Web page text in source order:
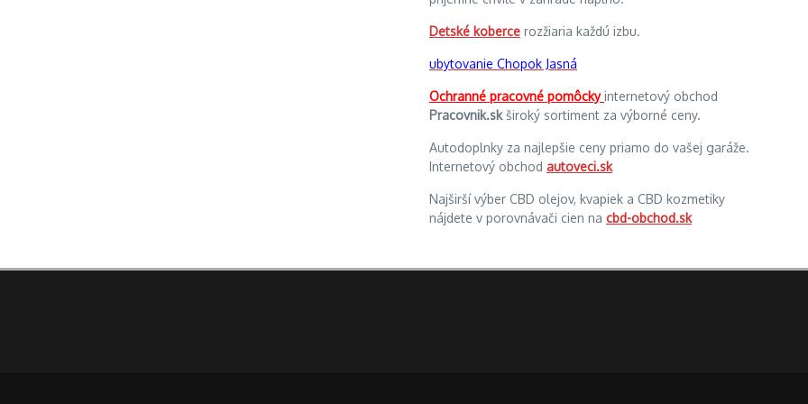
Detské koberce rozžiaria každú izbu.
ubytovanie Chopok Jasná
Ochranné pracovné pomôckyinternetový obchod
Pracovnik.skširoký sortiment za výborné ceny.
Autodoplnky za najlepšie ceny priamo do vašej garáže.
Internetový obchod autoveci.sk
Najširší výber CBD olejov, kvapiek a CBD kozmetiky
nájdete v porovnávači cien na cbd-obchod.sk